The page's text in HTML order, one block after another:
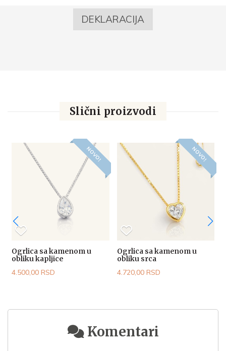
DEKLARACIJA
Slični proizvodi
NOVO!
Ogrlica sa kamenom u
obliku kapljice
4.500,00 RSD
NOVO!
Ogrlica sa kamenom u
obliku srca
4.720,00 RSD
Komentari